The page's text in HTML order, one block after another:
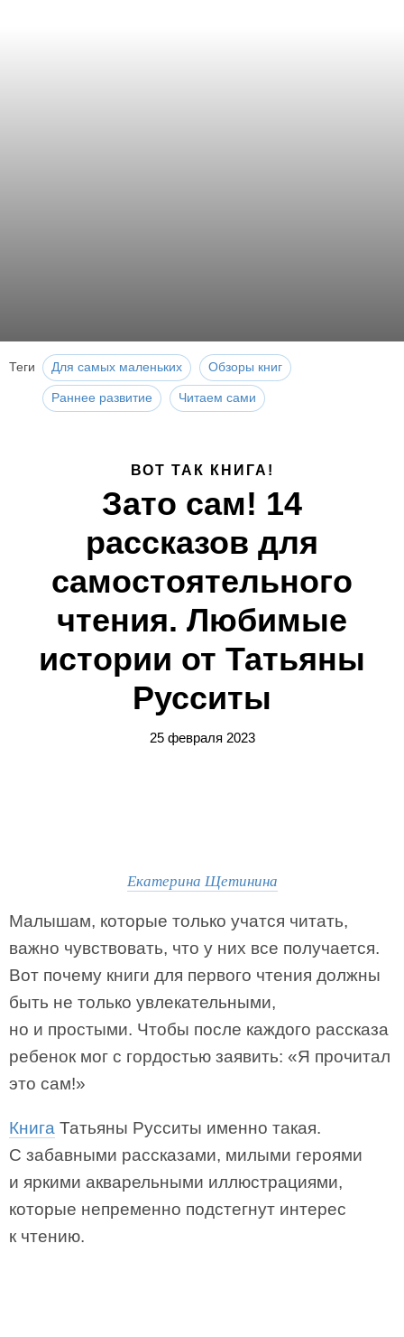
Теги Для самых маленьких Обзоры книг
Раннее развитие Читаем сами
ВОТ ТАК КНИГА!
Зато сам! 14
рассказов для
самостоятельного
чтения. Любимые
истории от Татьяны
Русситы
25 февраля 2023
Екатерина Щетинина
Малышам, которые только учатся читать,
важно чувствовать, что у них все получается.
Вот почему книги для первого чтения должны
быть не только увлекательными,
но и простыми. Чтобы после каждого рассказа
ребенок мог с гордостью заявить: «Я прочитал
это сам!»
Книга Татьяны Русситы именно такая.
С забавными рассказами, милыми героями
и яркими акварельными иллюстрациями,
которые непременно подстегнут интерес
к чтению.